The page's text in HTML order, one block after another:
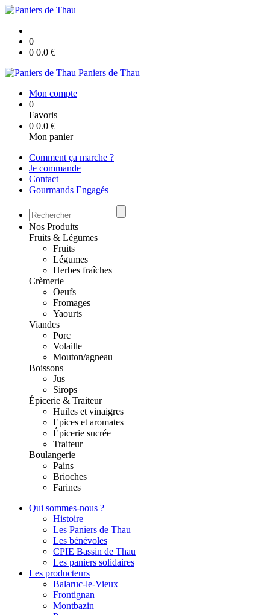
0
0 0.0 €
Paniers de Thau
Mon compte
0
Favoris
0 0.0 €
Mon panier
Comment ça marche ?
Je commande
Contact
Gourmands Engagés
Nos Produits
Fruits & Légumes
Fruits
Légumes
Herbes fraîches
Crèmerie
Oeufs
Fromages
Yaourts
Viandes
Porc
Volaille
Mouton/agneau
Boissons
Jus
Sirops
Épicerie & Traiteur
Huiles et vinaigres
Epices et aromates
Épicerie sucrée
Traiteur
Boulangerie
Pains
Brioches
Farines
Qui sommes-nous ?
Histoire
Les Paniers de Thau
Les bénévoles
CPIE Bassin de Thau
Les paniers solidaires
Les producteurs
Balaruc-le-Vieux
Frontignan
Montbazin